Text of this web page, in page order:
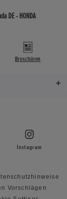
DE - HONDA
Broschüren
Instagram
Vorschlägen